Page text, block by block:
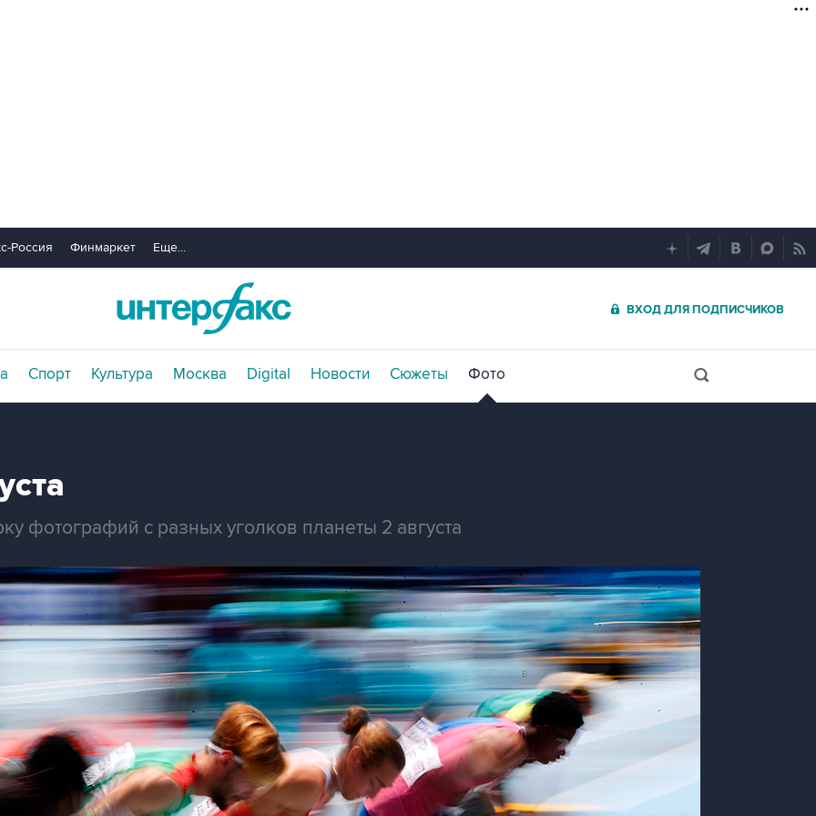
Россия Финмаркет Еще...
ВХОД ДЛЯ ПОДПИСЧИКОВ
Спорт Культура Москва Digital Новости Сюжеты Фото
фотографий с разных уголков планеты 2 августа